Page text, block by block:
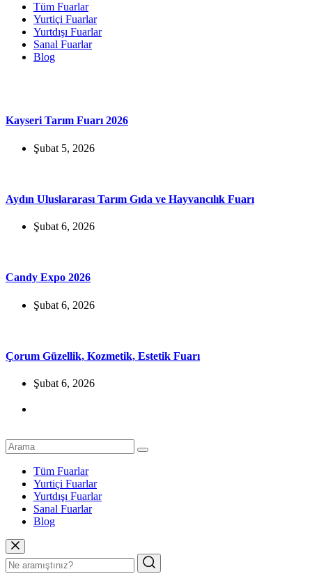
Tüm Fuarlar
Yurtiçi Fuarlar
Yurtdışı Fuarlar
Sanal Fuarlar
Blog
Kayseri Tarım Fuarı 2026
Şubat 5, 2026
Aydın Uluslararası Tarım Gıda ve Hayvancılık Fuarı
Şubat 6, 2026
Candy Expo 2026
Şubat 6, 2026
Çorum Güzellik, Kozmetik, Estetik Fuarı
Şubat 6, 2026
Tüm Fuarlar
Yurtiçi Fuarlar
Yurtdışı Fuarlar
Sanal Fuarlar
Blog